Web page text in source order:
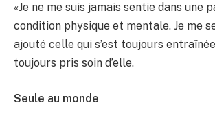
«Je ne me suis jamais sentie dans une
condition physique et mentale. Je me
ajouté celle qui s’est toujours
toujours pris soin d’elle.
Seule au monde